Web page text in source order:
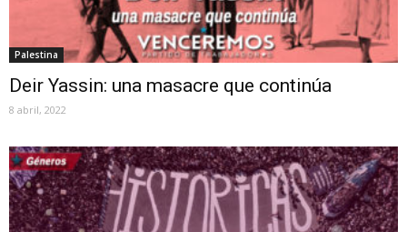
Palestina
Deir Yassin: una masacre que continúa
8 abril, 2022